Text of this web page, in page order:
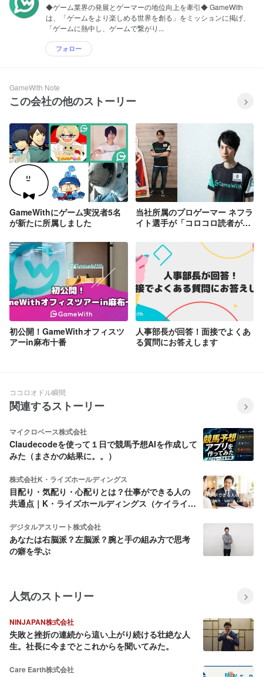
◆ゲーム業界の発展とゲーマーの地位向上を牽引◆ GameWith
は、「ゲームをより楽しめる世界を創る」をミッションに掲げ、
「ゲームに熱中し、ゲームで繋がり...
フォロー
GameWith Note
この会社の他のストーリー
GameWithにゲーム実況者5名
が新たに所属しました
当社所属のプロゲーマー ネフラ
イト選手が「コロコロ読者が選
初公開！GameWithオフィスツ
アーin麻布十番
人事部長が回答！面接でよくあ
る質問にお答えします
ココロオドル瞬間
関連するストーリー
マイクロベース株式会社
Claudecodeを使って１日で競馬予想AIを作成して
みた（まさかの結果に。。）
株式会社K・ライズホールディングス
目配り・気配り・心配りとは？仕事ができる人の
共通点｜K・ライズホールディングス（ケイライ
デジタルアスリート株式会社
あなたは右脳派？左脳派？腕と手の組み方で思考
の癖を学ぶ
人気のストーリー
NINJAPAN株式会社
失敗と挫折の連続から這い上がり続ける壮絶な人
生。社長に今までとこれからを聞いてみた。
Care Earth株式会社